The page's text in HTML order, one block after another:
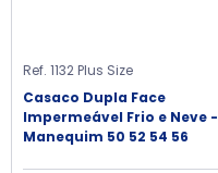
Ref. 1132 Plus Size
Casaco Dupla Face
Impermeável Frio e Neve -
Manequim 50 52 54 56